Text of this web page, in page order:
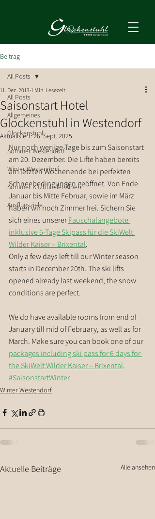
Beitrag
All Posts
Allgemeines
Glockenstuhl
Sommer Westendorf
Winter Westendorf
Sommer Kitzbüheler Alpen
Ausflugsziele
All Posts
Saisonstart Hotel
Glockenstuhl in Westendorf
11. Dez. 2013 1 Min. Lesezeit
Aktualisiert:26. Sept. 2025
Nur noch wenige Tage bis zum Saisonstart
am 20. Dezember. Die Lifte haben bereits
am letzten Wochenende bei perfekten
Schneebedingungen geöffnet. Von Ende
Januar bis Mitte Februar, sowie im März
haben wir noch Zimmer frei. Sichern Sie
sich eines unserer Pauschalangebote
inklusive 6-Tage Skipass für die SkiWelt
Wilder Kaiser – Brixental.
Only a few days left till our Winter season
starts in December 20th. The ski lifts
opened already last weekend, the snow
conditions are perfect.
We do have available rooms from end of
January till mid of February, as well as for
March. Make sure you can book one of our
packages including ski pass for 6 days for
the SkiWelt Wilder Kaiser – Brixental.
#SaisonstartWinter
Winter Westendorf
Aktuelle Beiträge Alle ansehen